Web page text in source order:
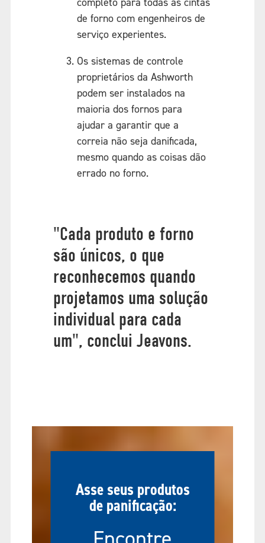
de forno com engenheiros de
serviço experientes.
Os sistemas de controle
proprietários da Ashworth
podem ser instalados na
maioria dos fornos para
ajudar a garantir que a
correia não seja danificada,
mesmo quando as coisas dão
errado no forno.
"Cada produto e forno
são únicos, o que
reconhecemos quando
projetamos uma solução
individual para cada
um", conclui Jeavons.
Asse seus produtos
de panificação: